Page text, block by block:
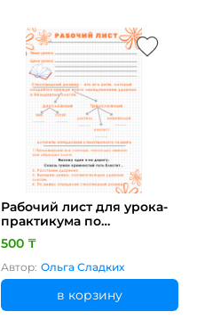
Рабочий лист для урока-
практикума по
литературе "Основы
стихосложения"
500 ₸
Автор: Ольга Сладких
в корзину